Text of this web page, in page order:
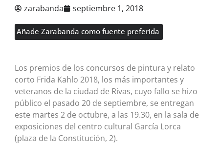
zarabanda septiembre 1, 2018
Añade Zarabanda como fuente preferida
Los premios de los concursos de pintura y relato
corto Frida Kahlo 2018, los más importantes y
veteranos de la ciudad de Rivas, cuyo fallo se hizo
público el pasado 20 de septiembre, se entregan
este martes 2 de octubre, a las 19.30, en la sala de
exposiciones del centro cultural García Lorca
(plaza de la Constitución, 2).